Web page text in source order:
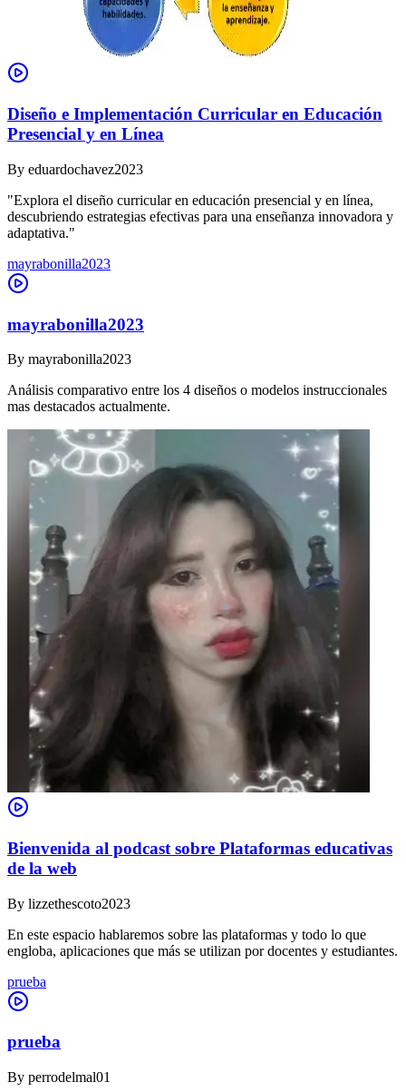
Diseño e Implementación Curricular en Educación
Presencial y en Línea
By eduardochavez2023
"Explora el diseño curricular en educación presencial y en línea,
descubriendo estrategias efectivas para una enseñanza innovadora y
adaptativa."
mayrabonilla2023
mayrabonilla2023
By mayrabonilla2023
Análisis comparativo entre los 4 diseños o modelos instruccionales
mas destacados actualmente.
Bienvenida al podcast sobre Plataformas educativas
de la web
By lizzethescoto2023
En este espacio hablaremos sobre las plataformas y todo lo que
engloba, aplicaciones que más se utilizan por docentes y estudiantes.
prueba
prueba
By perrodelmal01